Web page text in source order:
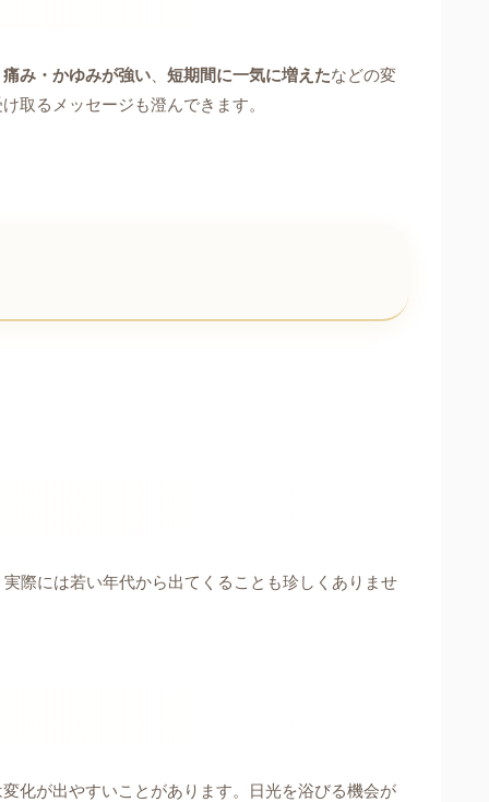
痛み・かゆみが強い 短期間に一気に増えたなどの変
取るメッセージも澄んできます。
際には若い年代から出てくることも珍しくありませ
化が出やすいことがあります。日光を浴びる機会が